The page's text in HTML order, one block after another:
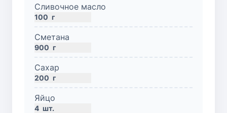
Сливочное масло
100 г
Сметана
900 г
Сахар
200 г
Яйцо
4 шт.